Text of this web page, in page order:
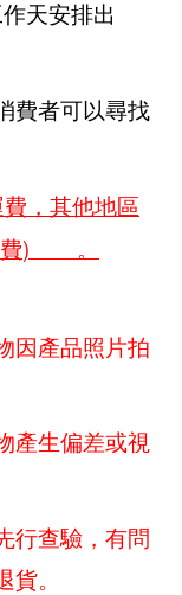
天安排出
費者可以尋找
，其他地區
) 。
因產品照片拍
產生偏差或視
行查驗，有問
。